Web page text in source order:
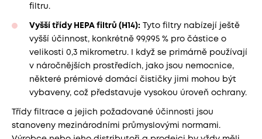
filtru.
Vyšší třídy HEPA filtrů (H14): Tyto filtry nabízejí ještě
vyšší účinnost, konkrétně 99,995 % pro částice o
velikosti 0,3 mikrometru. I když se primárně používají
v náročnějších prostředích, jako jsou nemocnice,
některé prémiové domácí čističky jimi mohou být
vybaveny, což představuje vysokou úroveň ochrany.
Třídy filtrace a jejich požadované účinnosti jsou
stanoveny mezinárodními průmyslovými normami.